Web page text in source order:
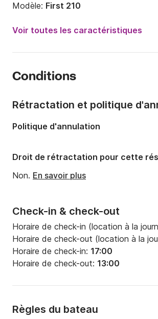
Modèle: First 210
Année:
Nombre de couchages:
Longueur:
Puissance moteur:5cv
Voir toutes les caractéristiques
Conditions
Check-in & check-out
Horaire de check-in (location à la
Horaire de check-out (location à la
Horaire de check-in: 17:00
Horaire de check-out: 13:00
Règles du bateau
Rétractation et politique
Politique d'annulation
Droit de rétractation pour cette
Non. En savoir plus